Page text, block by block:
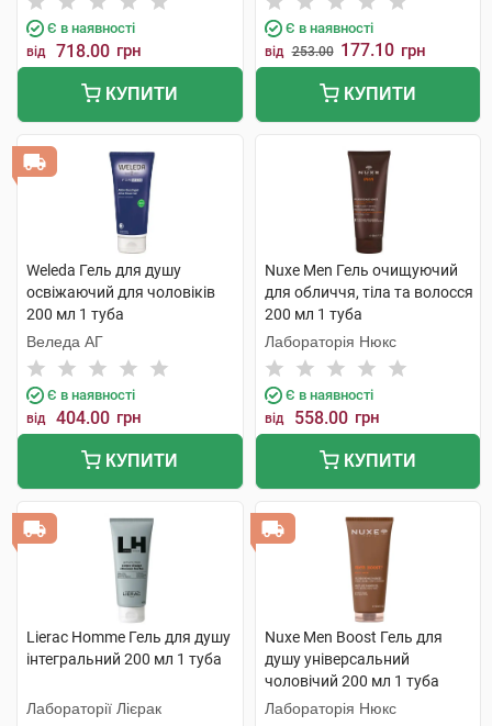
Є в наявності
від 718.00 грн
КУПИТИ
Є в наявності
від 253.00 177.10 грн
КУПИТИ
Weleda Гель для душу
освіжаючий для чоловіків
200 мл 1 туба
Веледа АГ
Є в наявності
від 404.00 грн
КУПИТИ
Nuxe Men Гель очищуючий
для обличчя, тіла та волосся
200 мл 1 туба
Лабораторія Нюкс
Є в наявності
від 558.00 грн
КУПИТИ
Lierac Homme Гель для душу
інтегральний 200 мл 1 туба
Лабораторії Лієрак
Nuxe Men Boost Гель для
душу універсальний
чоловічий 200 мл 1 туба
Лабораторія Нюкс